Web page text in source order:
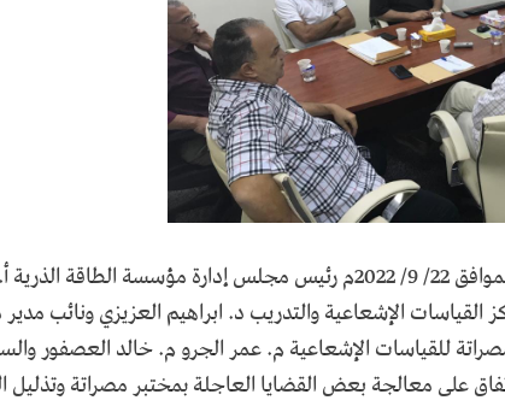
اجتمع اليوم الخميس الموافق 22/ 9/ 2022م رئيس مجلس إدارة
القياسات الإشعاعية والتدريب د. ابراهيم العزيزي ونائب
للقياسات الإشعاعية م. عمر الجرو م. خالد العصفور
على معالجة بعض القضايا العاجلة بمختبر مصراتة